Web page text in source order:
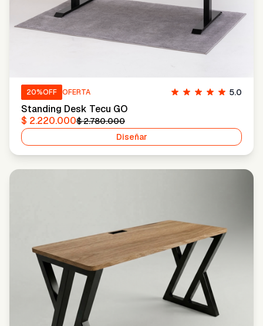
20%OFF OFERTA 5.0
Standing Desk Tecu GO
$ 2.220.000$ 2.780.000
Diseñar